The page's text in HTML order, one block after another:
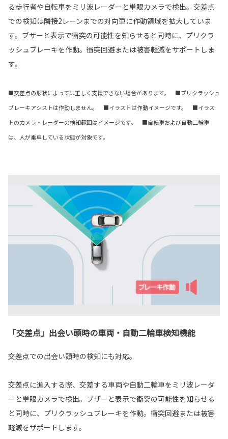
る歩行者や自転車をミリ波レーダーと単眼カメラで検出。交差点
での検知は隣接2レーンまでの対向車に作動領域を拡大していま
す。ブザーと表示で衝突の可能性を知らせると同時に、プリクラ
ッシュブレーキを作動。衝突回避または被害軽減をサポートしま
す。
■交差点の形状によっては正しく支援できない場合があります。 ■プリクラッシュ
ブレーキアシストは作動しません。 ■イラストは作動イメージです。 ■イラス
トのカメラ・レーダーの検知範囲はイメージです。 ■自転車および自動二輪車
は、人が乗車している状態が対象です。
「交差点」出会い頭時の車両・自動二輪車検知機能
交差点での出会い頭時の検知にも対応。
交差点に進入する際、交差する車両や自動二輪車をミリ波レーダ
ーと単眼カメラで検出。ブザーと表示で衝突の可能性を知らせる
と同時に、プリクラッシュブレーキを作動。衝突回避または被害
軽減をサポートします。